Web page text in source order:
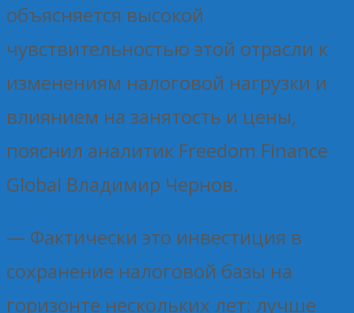
объясняется высокой
чувствительностью этой отрасли к
изменениям налоговой нагрузки и
влиянием на занятость и цены,
пояснил аналитик Freedom Finance
Global Владимир Чернов.
— Фактически это инвестиция в
сохранение налоговой базы на
горизонте нескольких лет: лучше